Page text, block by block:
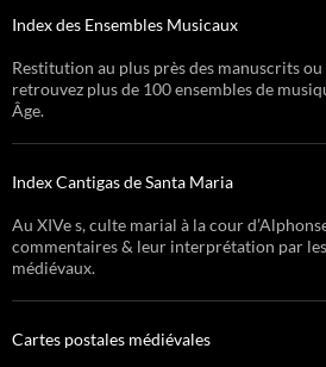
Index des Ensembles Musicaux
Restitution au plus près des manuscrits
retrouvez plus de 100 ensembles de
Âge.
Index Cantigas de Santa Maria
Au XIVe s, culte marial à la cour
commentaires & leur interprétation par
médiévaux.
Cartes postales médiévales